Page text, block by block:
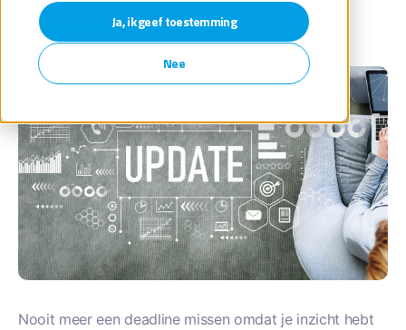
Ja, ik geef toestemming
Nee
Door Marcel Hazelegerop mei 24, 2020
Nooit meer een deadline missen omdat je inzicht hebt